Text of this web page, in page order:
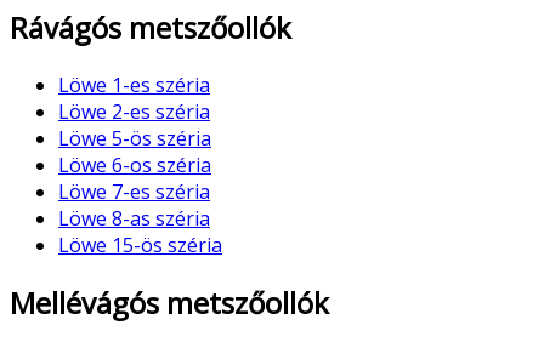
Rávágós metszőollók
Löwe 1-es széria
Löwe 2-es széria
Löwe 5-ös széria
Löwe 6-os széria
Löwe 7-es széria
Löwe 8-as széria
Löwe 15-ös széria
Mellévágós metszőollók